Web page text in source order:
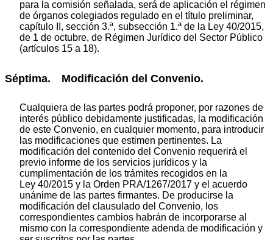
para la comisión señalada, será de aplicación el régimen
de órganos colegiados regulado en el título preliminar,
capítulo II, sección 3.ª, subsección 1.ª de la Ley 40/2015,
de 1 de octubre, de Régimen Jurídico del Sector Público
(artículos 15 a 18).
Séptima. Modificación del Convenio.
Cualquiera de las partes podrá proponer, por razones de
interés público debidamente justificadas, la modificación
de este Convenio, en cualquier momento, para introducir
las modificaciones que estimen pertinentes. La
modificación del contenido del Convenio requerirá el
previo informe de los servicios jurídicos y la
cumplimentación de los trámites recogidos en la
Ley 40/2015 y la Orden PRA/1267/2017 y el acuerdo
unánime de las partes firmantes. De producirse la
modificación del clausulado del Convenio, los
correspondientes cambios habrán de incorporarse al
mismo con la correspondiente adenda de modificación y